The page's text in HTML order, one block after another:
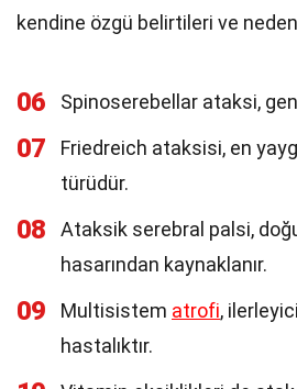
kendine özgü belirtileri ve
06 Spinoserebellar ataksi,
07
Friedreich ataksisi, en
türüdür.
08
Ataksik serebral palsi,
hasarından kaynaklanır.
09 Multisistem atrofi,
hastalıktır.